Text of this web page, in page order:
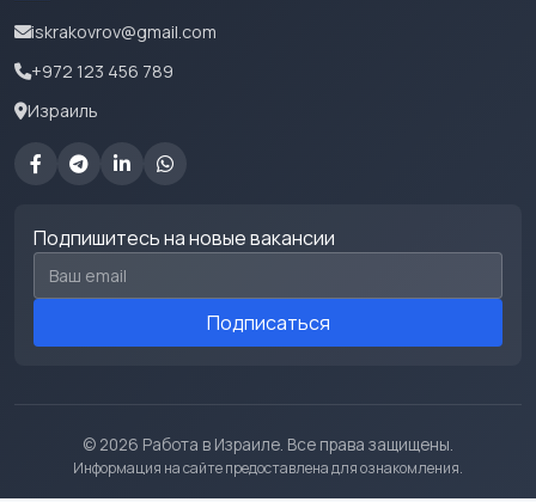
iskrakovrov@gmail.com
+972 123 456 789
Израиль
Подпишитесь на новые вакансии
Email для подписки
Подписаться
© 2026 Работа в Израиле. Все права защищены.
Информация на сайте предоставлена для ознакомления.